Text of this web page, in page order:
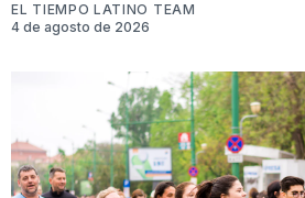
EL TIEMPO LATINO TEAM
4 de agosto de 2026